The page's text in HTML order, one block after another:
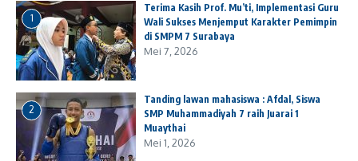
1
Terima Kasih Prof. Mu’ti, Implementasi Guru
Wali Sukses Menjemput Karakter Pemimpin
di SMPM 7 Surabaya
Mei 7, 2026
2
Tanding lawan mahasiswa : Afdal, Siswa
SMP Muhammadiyah 7 raih Juarai 1
Muaythai
Mei 1, 2026